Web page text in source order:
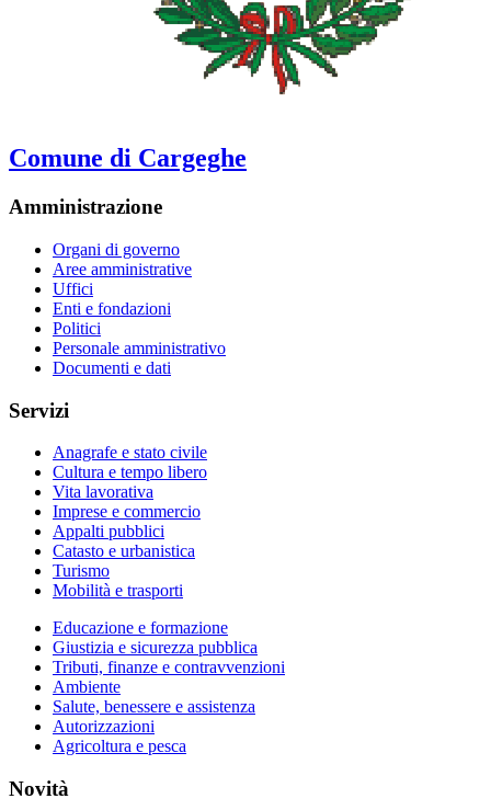
Comune di Cargeghe
Amministrazione
Organi di governo
Aree amministrative
Uffici
Enti e fondazioni
Politici
Personale amministrativo
Documenti e dati
Servizi
Anagrafe e stato civile
Cultura e tempo libero
Vita lavorativa
Imprese e commercio
Appalti pubblici
Catasto e urbanistica
Turismo
Mobilità e trasporti
Educazione e formazione
Giustizia e sicurezza pubblica
Tributi, finanze e contravvenzioni
Ambiente
Salute, benessere e assistenza
Autorizzazioni
Agricoltura e pesca
Novità